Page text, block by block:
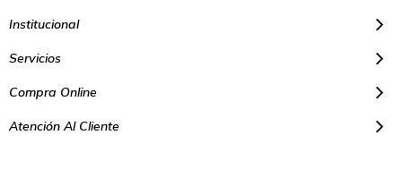
Institucional
Servicios
Compra Online
Atención Al Cliente